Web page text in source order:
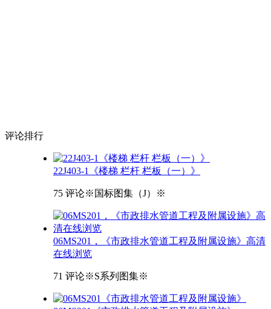
评论排行
22J403-1《楼梯 栏杆 栏板（一）》
75 评论※国标图集（J）※
06MS201，《市政排水管道工程及附属设施》高清
在线浏览
71 评论※S系列图集※